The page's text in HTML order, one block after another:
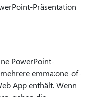
Präsentation
PowerPoint-
emma:one-of-
App enthält. Wenn